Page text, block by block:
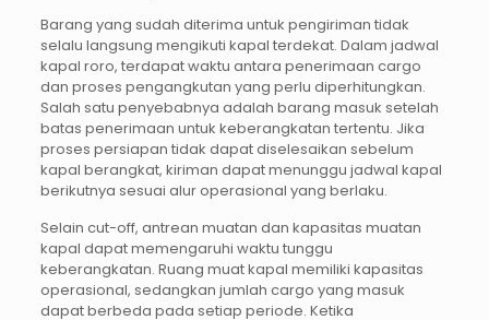
Barang yang sudah diterima untuk pengiriman tidak
selalu langsung mengikuti kapal terdekat. Dalam jadwal
kapal roro, terdapat waktu antara penerimaan cargo
dan proses pengangkutan yang perlu diperhitungkan.
Salah satu penyebabnya adalah barang masuk setelah
batas penerimaan untuk keberangkatan tertentu. Jika
proses persiapan tidak dapat diselesaikan sebelum
kapal berangkat, kiriman dapat menunggu jadwal kapal
berikutnya sesuai alur operasional yang berlaku.
Selain cut-off, antrean muatan dan kapasitas muatan
kapal dapat memengaruhi waktu tunggu
keberangkatan. Ruang muat kapal memiliki kapasitas
operasional, sedangkan jumlah cargo yang masuk
dapat berbeda pada setiap periode. Ketika